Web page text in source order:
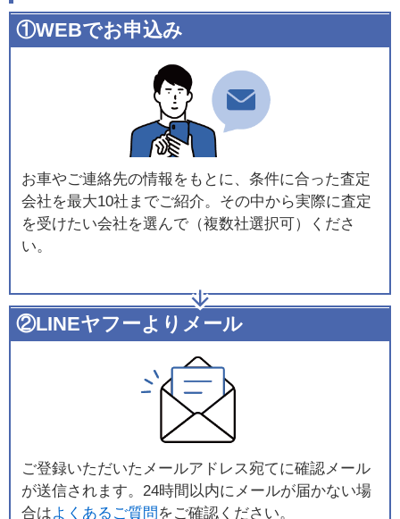
①WEBでお申込み
お車やご連絡先の情報をもとに、条件に合った査定
会社を最大10社までご紹介。その中から実際に査定
を受けたい会社を選んで（複数社選択可）くださ
い。
②LINEヤフーよりメール
ご登録いただいたメールアドレス宛てに確認メール
が送信されます。24時間以内にメールが届かない場
合はよくあるご質問 をご確認ください。